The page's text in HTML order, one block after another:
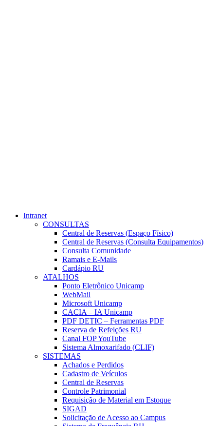
Intranet
CONSULTAS
Central de Reservas (Espaço Físico)
Central de Reservas (Consulta Equipamentos)
Consulta Comunidade
Ramais e E-Mails
Cardápio RU
ATALHOS
Ponto Eletrônico Unicamp
WebMail
Microsoft Unicamp
CACIA – IA Unicamp
PDF DETIC – Ferramentas PDF
Reserva de Refeições RU
Canal FOP YouTube
Sistema Almoxarifado (CLIF)
SISTEMAS
Achados e Perdidos
Cadastro de Veículos
Central de Reservas
Controle Patrimonial
Requisição de Material em Estoque
SIGAD
Solicitação de Acesso ao Campus